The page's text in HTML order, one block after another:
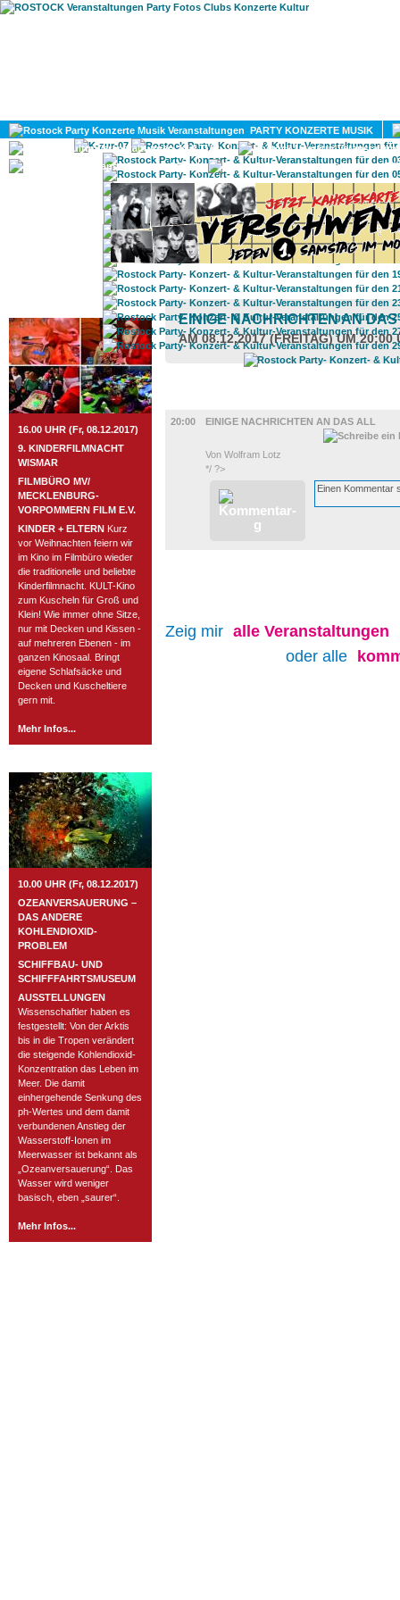
PARTY KONZERTE MUSIK
KULTUR
GAY
ROSTOCK TAGESTIPP
16.00 UHR (Fr, 08.12.2017)
9. KINDERFILMNACHT
WISMAR
FILMBÜRO MV/
MECKLENBURG-
VORPOMMERN FILM E.V.
KINDER + ELTERN Kurz
vor Weihnachten feiern wir
im Kino im Filmbüro wieder
die traditionelle und beliebte
Kinderfilmnacht. KULT-Kino
zum Kuscheln für Groß und
Klein! Wie immer ohne Sitze,
nur mit Decken und Kissen -
auf mehreren Ebenen - im
ganzen Kinosaal. Bringt
eigene Schlafsäcke und
Decken und Kuscheltiere
gern mit.
Mehr Infos...
10.00 UHR (Fr, 08.12.2017)
OZEANVERSAUERUNG –
DAS ANDERE
KOHLENDIOXID-
PROBLEM
SCHIFFBAU- UND
SCHIFFFAHRTSMUSEUM
AUSSTELLUNGEN
Wissenschaftler haben es
festgestellt: Von der Arktis
bis in die Tropen verändert
die steigende Kohlendioxid-
Konzentration das Leben im
Meer. Die damit
einhergehende Senkung des
ph-Wertes und dem damit
verbundenen Anstieg der
Wasserstoff-Ionen im
Meerwasser ist bekannt als
„Ozeanversauerung“. Das
Wasser wird weniger
basisch, eben „saurer“.
Mehr Infos...
EINIGE NACHRICHTEN AN
AM 08.12.2017 (FREITAG) UM 20:00
20:00
EINIGE NACHRICHTEN AN DAS ALL
Von Wolfram Lotz
*/ ?>
Zeig mir alle Veranstaltungen
oder alle